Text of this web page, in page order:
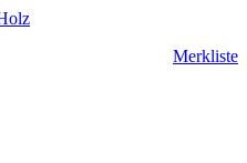
Merkliste